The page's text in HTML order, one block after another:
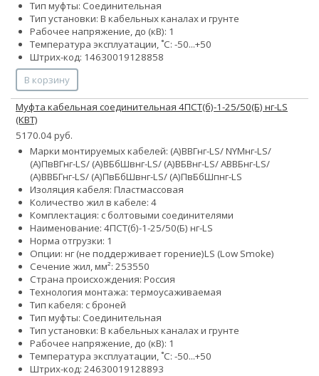
Тип муфты: Соединительная
Тип установки: В кабельных каналах и грунте
Рабочее напряжение, до (кВ): 1
Температура эксплуатации, ˚С: -50...+50
Штрих-код: 14630019128858
В корзину
Муфта кабельная соединительная 4ПСТ(б)-1-25/50(Б) нг-LS
(КВТ)
5170.04 руб.
Марки монтируемых кабелей: (А)ВВГнг-LS/ NYMнг-LS/
(А)ПвВГнг-LS/ (А)ВБбШвнг-LS/ (А)ВБВнг-LS/ АВВБнг-LS/
(А)ВВБГнг-LS/ (А)ПвБбШвнг-LS/ (А)ПвБбШпнг-LS
Изоляция кабеля: Пластмассовая
Количество жил в кабеле: 4
Комплектация: с болтовыми соединителями
Наименование: 4ПСТ(б)-1-25/50(Б) нг-LS
Норма отгрузки: 1
Опции: нг (не поддерживает горение)LS (Low Smoke)
Сечение жил, мм²: 253550
Страна происхождения: Россия
Технология монтажа: термоусаживаемая
Тип кабеля: с броней
Тип муфты: Соединительная
Тип установки: В кабельных каналах и грунте
Рабочее напряжение, до (кВ): 1
Температура эксплуатации, ˚С: -50...+50
Штрих-код: 24630019128893